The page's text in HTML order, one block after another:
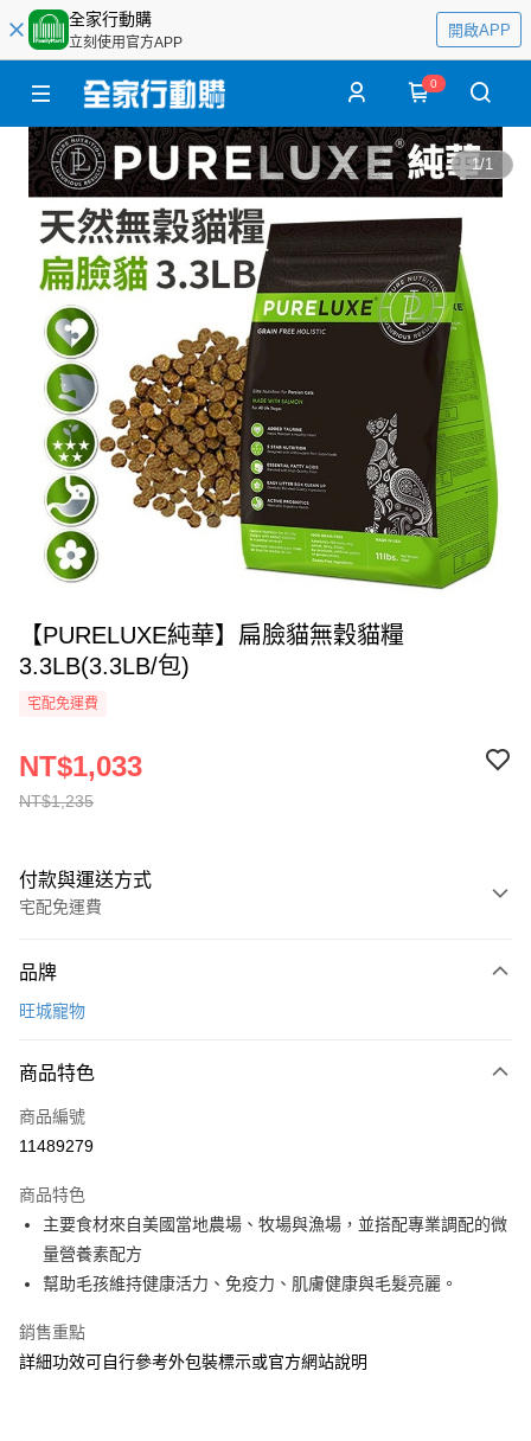
全家行動購
立刻使用官方APP
開啟APP
0
1/1
【PURELUXE純華】扁臉貓無穀貓糧
3.3LB(3.3LB/包)
宅配免運費
NT$1,235
NT$1,033
付款與運送方式
宅配免運費
全家線上支付
本島宅配-活動商品
免運費
免運費
品牌
旺城寵物
商品特色
商品編號
11489279
商品特色
主要食材來自美國當地農場、牧場與漁場，並搭配專業調配的微
量營養素配方
幫助毛孩維持健康活力、免疫力、肌膚健康與毛髮亮麗。
銷售重點
詳細功效可自行參考外包裝標示或官方網站說明